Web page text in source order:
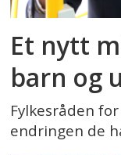
Et nytt
barn og
Fylkesråden
endringen de